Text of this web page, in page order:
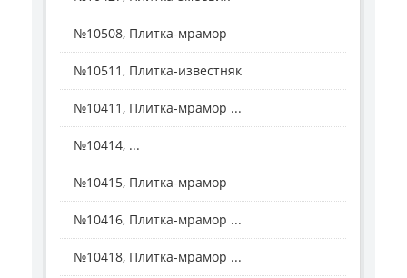
№10508, Плитка-мрамор
№10511, Плитка-известняк
№10411, Плитка-мрамор ...
№10414, ...
№10415, Плитка-мрамор
№10416, Плитка-мрамор ...
№10418, Плитка-мрамор ...